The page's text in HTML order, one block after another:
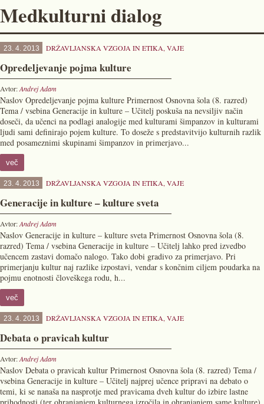
Medkulturni dialog
23. 4. 2013 DRŽAVLJANSKA VZGOJA IN ETIKA, VAJE
Opredeljevanje pojma kulture
Avtor:Andrej Adam
Naslov Opredeljevanje pojma kulture Primernost Osnovna šola (8. razred)
Tema / vsebina Generacije in kulture – Učitelj poskuša na nevsiljiv način
doseči, da učenci na podlagi analogije med kulturami šimpanzov in kulturami
ljudi sami definirajo pojem kulture. To doseže s predstavitvijo kulturnih razlik
med posameznimi skupinami šimpanzov in primerjavo...
več
23. 4. 2013 DRŽAVLJANSKA VZGOJA IN ETIKA, VAJE
Generacije in kulture – kulture sveta
Avtor:Andrej Adam
Naslov Generacije in kulture – kulture sveta Primernost Osnovna šola (8.
razred) Tema / vsebina Generacije in kulture – Učitelj lahko pred izvedbo
učencem zastavi domačo nalogo. Tako dobi gradivo za primerjavo. Pri
primerjanju kultur naj razlike izpostavi, vendar s končnim ciljem poudarka na
pojmu enotnosti človeškega rodu, h...
več
23. 4. 2013 DRŽAVLJANSKA VZGOJA IN ETIKA, VAJE
Debata o pravicah kultur
Avtor:Andrej Adam
Naslov Debata o pravicah kultur Primernost Osnovna šola (8. razred) Tema /
vsebina Generacije in kulture – Učitelj najprej učence pripravi na debato o
temi, ki se nanaša na nasprotje med pravicama dveh kultur do izbire lastne